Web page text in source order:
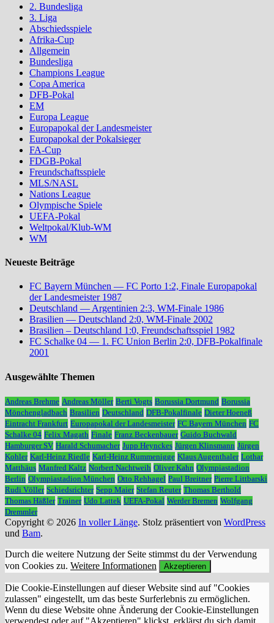
2. Bundesliga
3. Liga
Abschiedsspiele
Afrika-Cup
Allgemein
Bundesliga
Champions League
Copa America
DFB-Pokal
EM
Europa League
Europapokal der Landesmeister
Europapokal der Pokalsieger
FA-Cup
FDGB-Pokal
Freundschaftsspiele
MLS/NASL
Nations League
Olympische Spiele
UEFA-Pokal
Weltpokal/Klub-WM
WM
Neueste Beiträge
FC Bayern München — FC Porto 1:2, Finale Europapokal
der Landesmeister 1987
Deutschland — Argentinien 2:3, WM-Finale 1986
Brasilien — Deutschland 2:0, WM-Finale 2002
Brasilien – Deutschland 1:0, Freundschaftsspiel 1982
FC Schalke 04 — 1. FC Union Berlin 2:0, DFB-Pokalfinale
2001
Ausgewählte Themen
Andreas Brehme Andreas Möller Berti Vogts Borussia Dortmund Borussia
Mönchengladbach Brasilien Deutschland DFB-Pokalfinale Dieter Hoeneß
Eintracht Frankfurt Europapokal der Landesmeister FC Bayern München FC
Schalke 04 Felix Magath Finale Franz Beckenbauer Guido Buchwald
Hamburger SV Harald Schumacher Jupp Heynckes Jürgen Klinsmann Jürgen
Kohler Karl-Heinz Riedle Karl-Heinz Rummenigge Klaus Augenthaler Lothar
Matthäus Manfred Kaltz Norbert Nachtweih Oliver Kahn Olympiastadion
Berlin Olympiastadion München Otto Rehhagel Paul Breitner Pierre Littbarski
Rudi Völler Schiedsrichter Sepp Maier Stefan Reuter Thomas Berthold
Thomas Häßler Trainer Udo Lattek UEFA-Pokal Werder Bremen Wolfgang
Dremmler
Copyright © 2026 In voller Länge. Stolz präsentiert von WordPress
und Bam.
Durch die weitere Nutzung der Seite stimmst du der Verwendung
von Cookies zu. Weitere Informationen Akzeptieren
Die Cookie-Einstellungen auf dieser Website sind auf "Cookies
zulassen" eingestellt, um das beste Surferlebnis zu ermöglichen.
Wenn du diese Website ohne Änderung der Cookie-Einstellungen
verwendest oder auf "Akzeptieren" klickst, erklärst du sich damit